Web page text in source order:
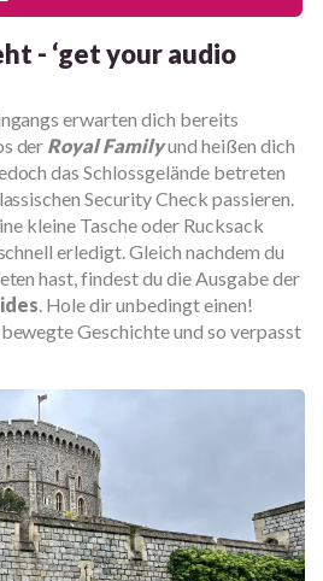
- ‘get your audio
erwarten dich bereits
der Royal Familyund heißen dich
das Schlossgelände betreten
Security Check passieren.
kleine Tasche oder Rucksack
erledigt. Gleich nachdem du
hast, findest du die Ausgabe der
. Hole dir unbedingt einen!
Geschichte und so verpasst